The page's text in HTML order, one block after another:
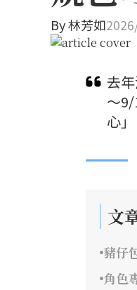
By林芳如
去
～
心
文
豬仔
角色